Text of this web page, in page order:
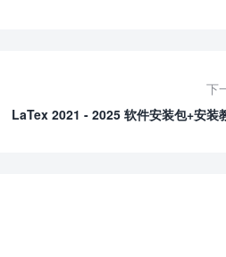
下
LaTex 2021 - 2025 软件安装包+安装